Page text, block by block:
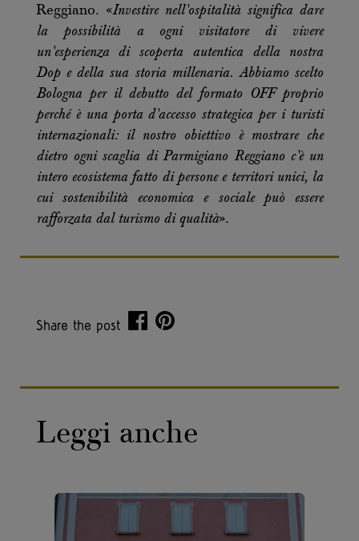
Reggiano. «Investire nell'ospitalità significa dare
la possibilità a ogni visitatore di vivere
un'esperienza di scoperta autentica della nostra
Dop e della sua storia millenaria. Abbiamo scelto
Bologna per il debutto del formato OFF proprio
perché è una porta d'accesso strategica per i turisti
internazionali: il nostro obiettivo è mostrare che
dietro ogni scaglia di Parmigiano Reggiano c'è un
intero ecosistema fatto di persone e territori unici, la
cui sostenibilità economica e sociale può essere
rafforzata dal turismo di qualità».
Share the post
Leggi anche